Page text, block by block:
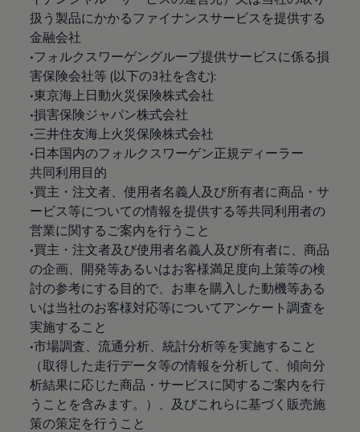
扱う製品にかかるファイナンスサービスを提供する
金融会社
•フォルクスワーゲングループ提供サービスに係る損
害保険会社等 (以下の3社を含む):
•東京海上日動火災保険株式会社
•損害保険ジャパン株式会社
•三井住友海上火災保険株式会社
•日本国内のフォルクスワーゲン正規ディーラー
共同利用目的
•買主・注文者、使用者名義人及び所有者に商品・サ
ービス等についての情報を提供する等共同利用者の
営業に関するご案内を行うこと
•買主・注文者及び使用者名義人及び所有者に、商品
の企画、開発等あるいはお客様満足度向上策等の検
討の参考にする目的で、お車を購入した動機等ある
いは当社のお客様対応等についてアンケート調査を
実施すること
•市場調査、流通分析、統計分析等を実施すること
（取得した走行データ等の情報を分析して、傾向分
析結果に応じた商品・サービスに関するご案内を行
うことを含みます。）、及びこれらに基づく販売施
策の策定を行うこと